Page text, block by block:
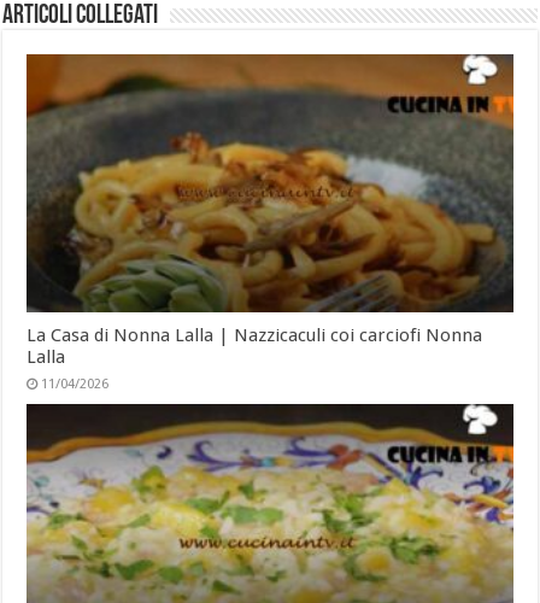
Articoli collegati
La Casa di Nonna Lalla | Nazzicaculi coi carciofi Nonna
Lalla
11/04/2026